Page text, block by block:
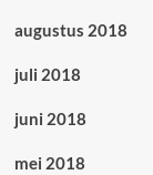
augustus 2018
juli 2018
juni 2018
mei 2018